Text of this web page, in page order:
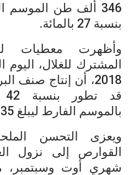
346 ألف طن الموسم
بنسبة 27 بالمائة.
وأظهرت معطيات
2018، أن إنتاج صنف
بالموسم الفارط ليبلغ 135 ألف طن.
ويعزى التحسن
القوارص إلى نزول
شهري أوت